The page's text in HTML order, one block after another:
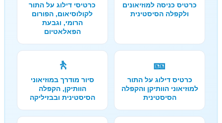
כרטיס כניסה למוזיאונים
ולקפלה הסיסטינית
כרטיסי דילוג על התור
לקולוסיאום, הפורום
הרומי, וגבעת
הפאלאטיום
🎫
כרטיס דילוג על התור
למוזיאוני הוותיקן והקפלה
הסיסטינית
🚶
סיור מודרך במוזיאוני
הוותיקן, הקפלה
הסיסטינית ובבזיליקה